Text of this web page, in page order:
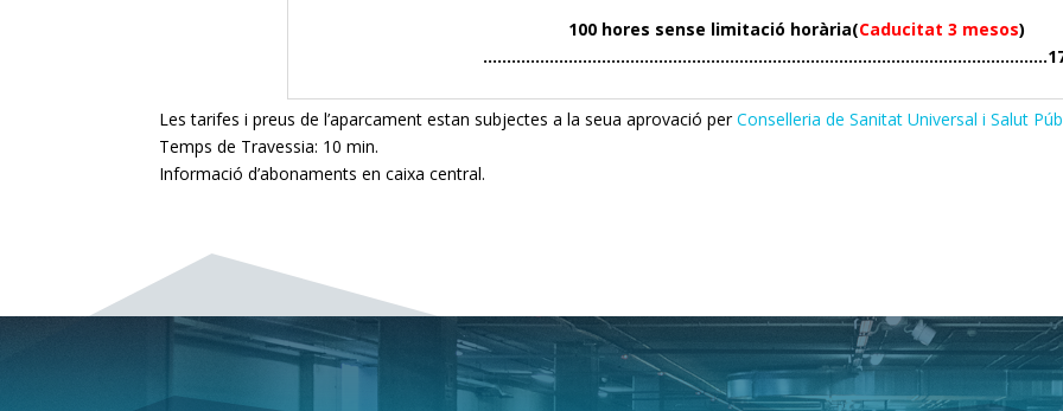
100 hores sense limitació horària(Caducitat 3 mesos)
Les tarifes i preus de l’aparcament estan subjectes a la seua aprovació perConselleria de Sanitat Universal i Salut
Temps de Travessia: 10 min.
Informació d’abonaments en caixa central.